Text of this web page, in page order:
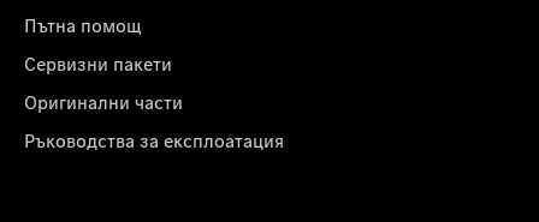
Пътна помощ
Сервизни пакети
Оригинални части
Ръководства за експлоатация